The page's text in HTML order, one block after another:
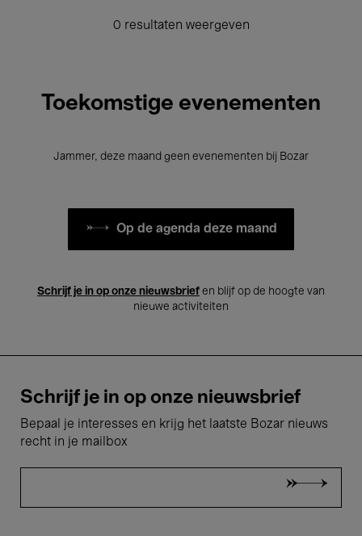
0 resultaten weergeven
Toekomstige evenementen
Jammer, deze maand geen evenementen bij Bozar
Op de agenda deze maand
Schrijf je in op onze nieuwsbrief en blijf op de hoogte van
nieuwe activiteiten
Schrijf je in op onze nieuwsbrief
Bepaal je interesses en krijg het laatste Bozar nieuws
recht in je mailbox